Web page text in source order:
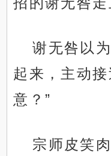
谢无咎以
起来，主动
意？”
宗师皮笑